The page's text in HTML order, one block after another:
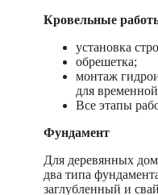
Кровельные
установка
обрешетка;
монтаж
для
Все этапы
Фундамент
Для деревянных
два типа
заглубленный и